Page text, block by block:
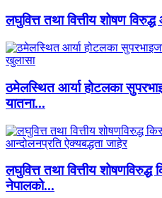
लघुवित्त तथा वित्तीय शोषण
ठमेलस्थित आर्या होटलका
यातना...
लघुवित्त तथा वित्तीय
नेपालको...